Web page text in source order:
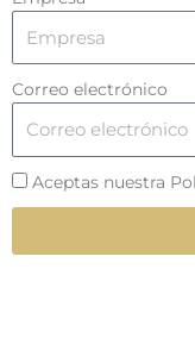
Correo electrónico
Aceptas nuestra